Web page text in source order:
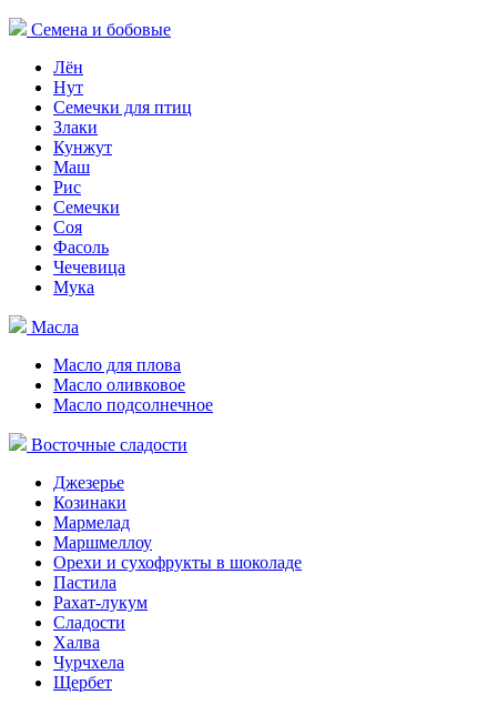
Семена и бобовые
Лён
Нут
Семечки для птиц
Злаки
Кунжут
Маш
Рис
Семечки
Соя
Фасоль
Чечевица
Мука
Масла
Масло для плова
Масло оливковое
Масло подсолнечное
Восточные сладости
Джезерье
Козинаки
Мармелад
Маршмеллоу
Орехи и сухофрукты в шоколаде
Пастила
Рахат-лукум
Сладости
Халва
Чурчхела
Щербет